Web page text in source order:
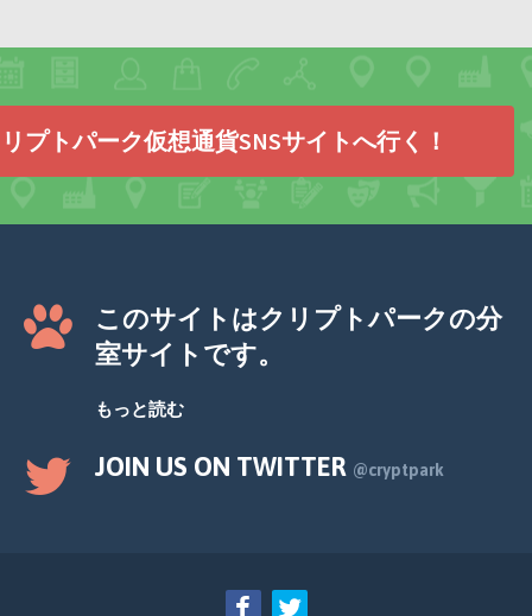
プトパーク仮想通貨SNSサイトへ行く！
このサイトはクリプトパークの分
室サイトです。
もっと読む
JOIN US ON TWITTER @cryptpark